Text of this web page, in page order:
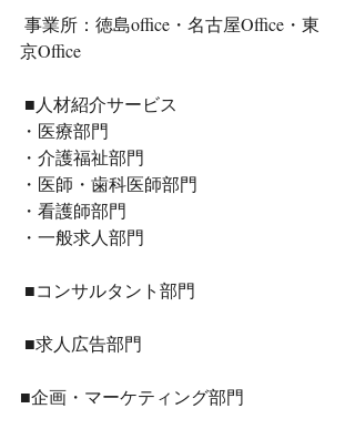
京Office
■人材紹介サービス
・医療部門
・介護福祉部門
・医師・歯科医師部門
・看護師部門
・一般求人部門
■コンサルタント部門
■求人広告部門
■企画・マーケティング部門